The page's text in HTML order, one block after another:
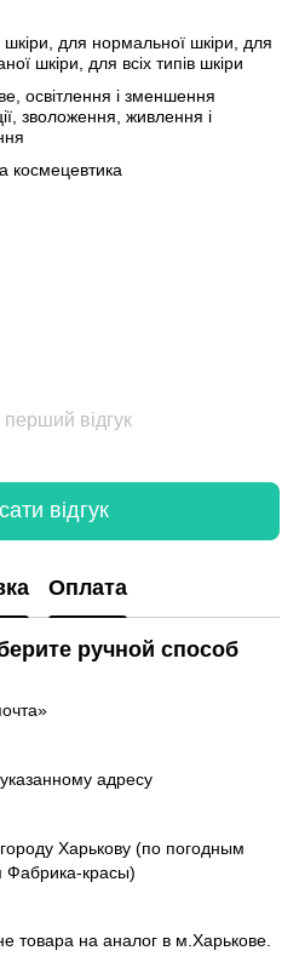
шкіри, для нормальної шкіри, для
шкіри, для всіх типів шкіри
освітлення і зменшення
зволоження, живлення і
космецевтика
відгук
відгук
Оплата
ручной способ
адресу
Харькову (по погодным
красы)
товара на аналог в м.Харькове.